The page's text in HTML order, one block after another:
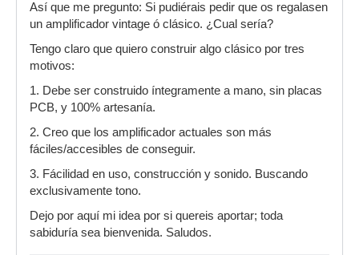
Así que me pregunto: Si pudiérais pedir que os regalasen
un amplificador vintage ó clásico. ¿Cual sería?
Tengo claro que quiero construir algo clásico por tres
motivos:
1. Debe ser construido íntegramente a mano, sin placas
PCB, y 100% artesanía.
2. Creo que los amplificador actuales son más
fáciles/accesibles de conseguir.
3. Fácilidad en uso, construcción y sonido. Buscando
exclusivamente tono.
Dejo por aquí mi idea por si quereis aportar; toda
sabiduría sea bienvenida. Saludos.